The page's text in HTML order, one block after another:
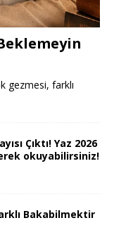
gezmesi, farklı
Çıktı! Yaz 2026
okuyabilirsiniz!
Bakabilmektir